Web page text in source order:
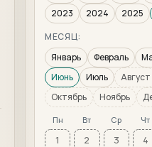
2023
2024 2025
МЕСЯЦ:
Январь
Февраль
Июнь
Июль Август
Октябрь
Ноябрь
Пн Вт Ср Чт
1 2 3 4